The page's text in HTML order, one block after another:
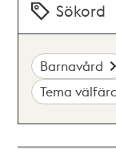
Sökord
Barnavård
Tema